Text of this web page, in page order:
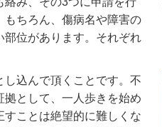
もちろん、傷病名や障害の
位があります。それぞれ
込んで頂くことです。不
として、一人歩きを始め
ことは絶望的に難しくな